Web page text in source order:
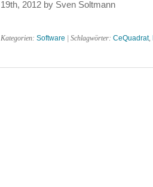
19th, 2012 by Sven Soltmann
Kategorien: Software | Schlagwörter: CeQuadrat,